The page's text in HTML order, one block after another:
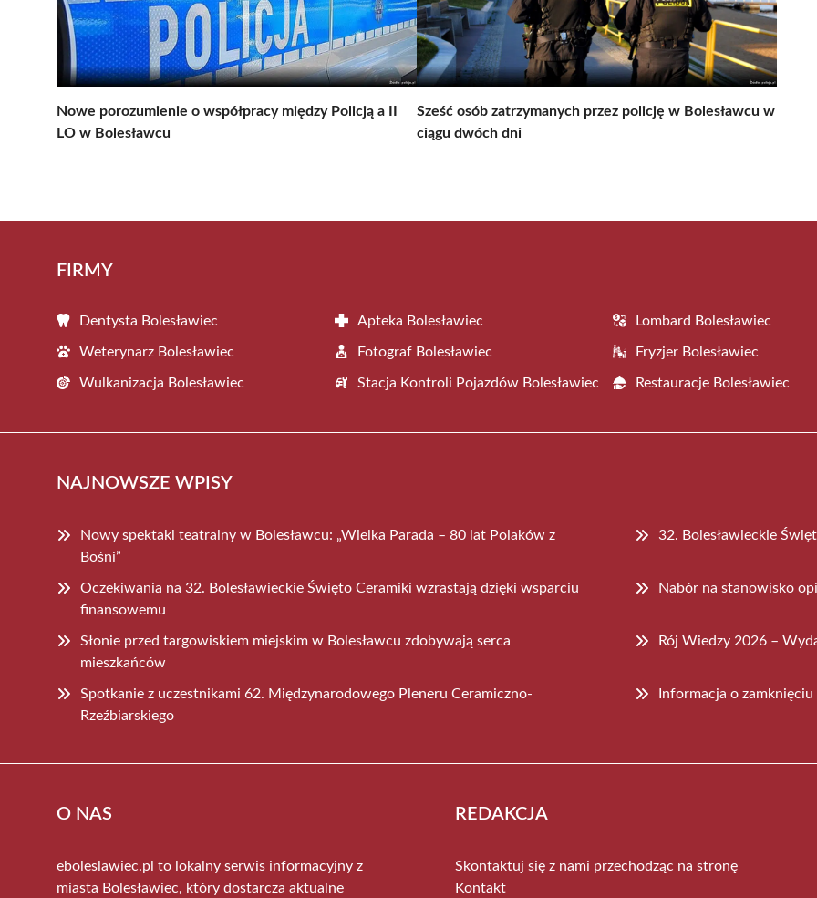
Nowe porozumienie o współpracy między Policją a II
LO w Bolesławcu
Sześć osób zatrzymanych przez policję w Bolesławcu w
ciągu dwóch dni
FIRMY
Dentysta Bolesławiec Apteka Bolesławiec Lombard Bolesławiec
Weterynarz Bolesławiec Fotograf Bolesławiec Fryzjer Bolesławiec
Wulkanizacja Bolesławiec Stacja Kontroli Pojazdów Bolesławiec Restauracje Bolesławiec
NAJNOWSZE WPISY
Nowy spektakl teatralny w Bolesławcu: „Wielka Parada – 80 lat Polaków z
Bośni”
32. Bolesławieckie
Oczekiwania na 32. Bolesławieckie Święto Ceramiki wzrastają dzięki wsparciu
finansowemu
Nabór na stanowisko
Słonie przed targowiskiem miejskim w Bolesławcu zdobywają serca
mieszkańców
Rój Wiedzy 2026 –
Spotkanie z uczestnikami 62. Międzynarodowego Pleneru Ceramiczno-
Rzeźbiarskiego
Informacja o
O NAS
eboleslawiec.pl to lokalny serwis informacyjny z
miasta Bolesławiec, który dostarcza aktualne
REDAKCJA
Skontaktuj się z nami przechodząc na stronę
Kontakt